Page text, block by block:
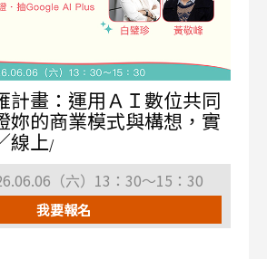
計畫：運用ＡＩ數位共同
妳的商業模式與構想，實
線上/
（六）13：30～15：30
我要報名